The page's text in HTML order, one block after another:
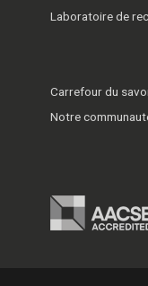
Laboratoire de
Carrefour du
Notre